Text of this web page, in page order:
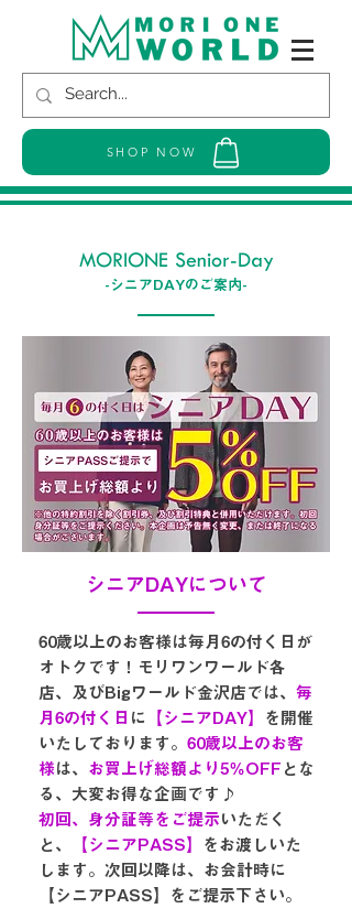
SHOP NOW
MORIONE Senior-Day
​-シニアDAYのご案内-
シニアDAYについて
60歳以上のお客様は毎月6の付く日が
オトクです！モリワンワールド各
店、及びBigワールド金沢店では、 毎
月6の付く日 に 【シニアDAY】
を開催
いたしております。 60歳以上のお客
様は、 お買上げ総額より5％OFF とな
る、大変お得な企画です♪
初回、身分証等をご提示 いただく
と、
【シニアPASS】
をお渡しいた
します。次回以降は、お会計時に
【シニアPASS】をご提示下さい。